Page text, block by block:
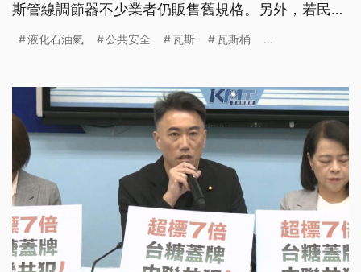
斯管線調節器不少業者仍販售舊規格。另外，若民眾
監控漏氣。消防署回應，針對瓦斯桶安全，依《消防
安全技術人員執行供氣檢查，並定期向地方消防機關
申報。
液化石油氣 公共安全 瓦斯 瓦斯桶 ...